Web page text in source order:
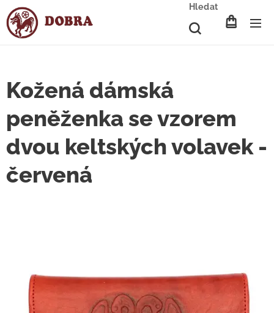
Hledat
Kožená dámská
peněženka se vzorem
dvou keltských volavek -
červená